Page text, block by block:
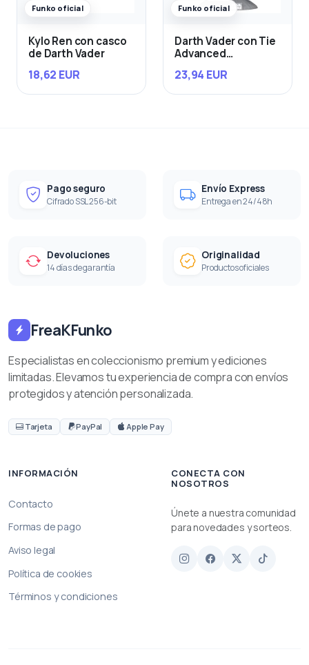
Funko oficial
Kylo Ren con casco
de Darth Vader
18,62 EUR
Funko oficial
Darth Vader con Tie
Advanced
23,94 EUR
Pago seguro
Cifrado SSL 256-bit
Envío Express
Entrega en 24/48h
Devoluciones
14 días de garantía
Originalidad
Productos oficiales
FreaKFunko
Especialistas en coleccionismo premium y ediciones
limitadas. Elevamos tu experiencia de compra con envíos
protegidos y atención personalizada.
Tarjeta PayPal Apple Pay
INFORMACIÓN
Contacto
Formas de pago
Aviso legal
Política de cookies
Términos y condiciones
CONECTA CON
NOSOTROS
Únete a nuestra comunidad
para novedades y sorteos.